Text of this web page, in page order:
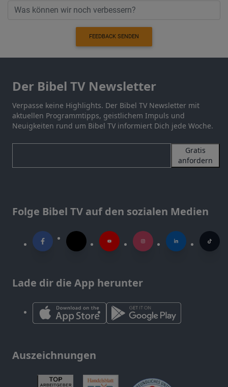
FEEDBACK SENDEN
Der Bibel TV Newsletter
Verpasse keine Highlights. Der Bibel TV Newsletter mit
aktuellen Programmtipps, geistlichem Impuls und
Neuigkeiten rund um Bibel TV informiert Dich jede Woche.
Gratis
anfordern
Folge Bibel TV auf den sozialen Medien
Lade dir die App herunter
Auszeichnungen